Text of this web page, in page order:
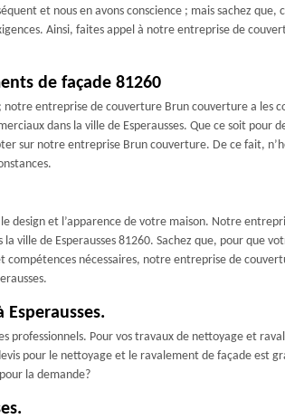
et nous en avons conscience ; mais sachez
Ainsi, faites appel à notre entreprise de
de façade 81260
entreprise de couverture Brun couverture a les
dans la ville de Esperausses. Que ce soit
sur notre entreprise Brun couverture. De ce fait,
design et l’apparence de votre maison. Notre
ville de Esperausses 81260. Sachez que, pour que
nécessaires, notre entreprise de
professionnels. Pour vos travaux de nettoyage et
pour le nettoyage et le ravalement de façade est
la demande?